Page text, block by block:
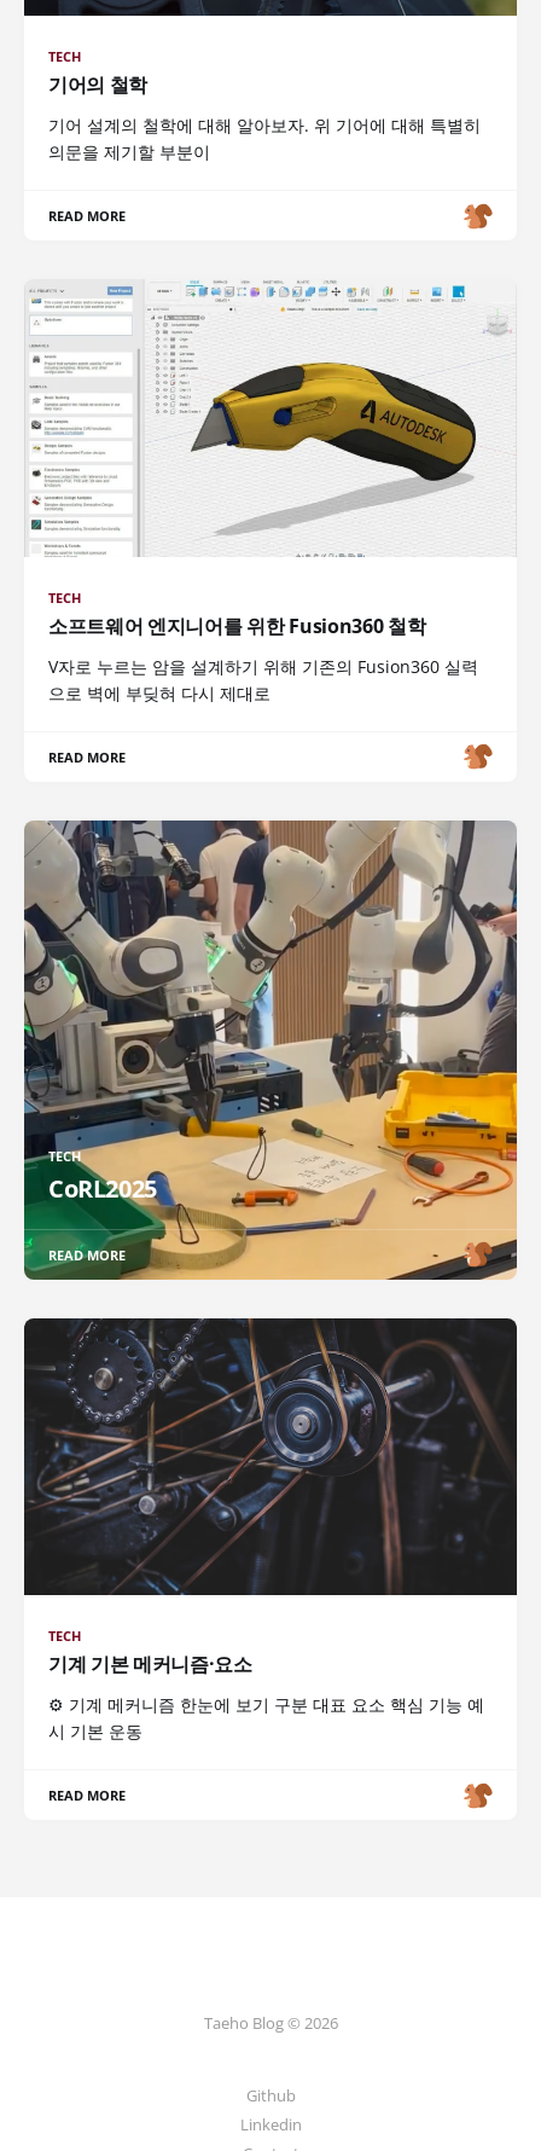
TECH
기어의 철학
기어 설계의 철학에 대해 알아보자. 위 기어에 대해 특별히
의문을 제기할 부분이
READ MORE
TECH
소프트웨어 엔지니어를 위한 Fusion360 철학
V자로 누르는 암을 설계하기 위해 기존의 Fusion360 실력
으로 벽에 부딪혀 다시 제대로
READ MORE
TECH
CoRL2025
READ MORE
TECH
기계 기본 메커니즘·요소
⚙️ 기계 메커니즘 한눈에 보기 구분 대표 요소 핵심 기능 예
시 기본 운동
READ MORE
Taeho Blog © 2026
Github
Linkedin